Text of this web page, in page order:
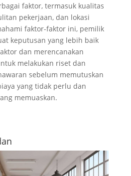
faktor, termasuk kualitas
pekerjaan, dan lokasi
faktor-faktor ini, pemilik
keputusan yang lebih baik
dan merencanakan
melakukan riset dan
sebelum memutuskan
yang tidak perlu dan
memuaskan.